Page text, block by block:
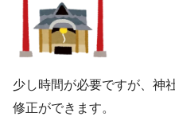
少し時間が必要ですが、神
修正ができます。